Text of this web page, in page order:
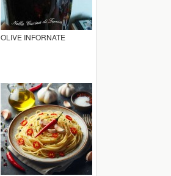
OLIVE INFORNATE